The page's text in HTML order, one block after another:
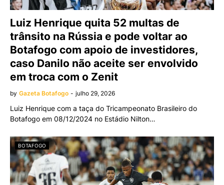
Luiz Henrique quita 52 multas de
trânsito na Rússia e pode voltar ao
Botafogo com apoio de investidores,
caso Danilo não aceite ser envolvido
em troca com o Zenit
by Gazeta Botafogo - julho 29, 2026
Luiz Henrique com a taça do Tricampeonato Brasileiro do
Botafogo em 08/12/2024 no Estádio Nilton…
BOTAFOGO